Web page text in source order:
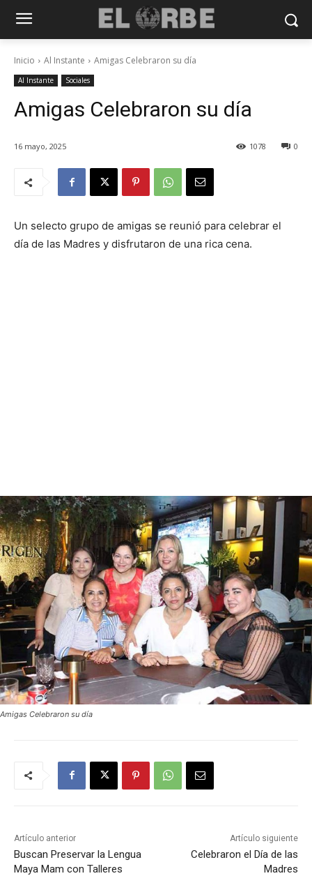
Inicio Al Instante Amigas Celebraron su día
Al Instante Sociales
Amigas Celebraron su día
16 mayo, 2025 0
1078
Un selecto grupo de amigas se reunió para celebrar el
día de las Madres y disfrutaron de una rica cena.
Amigas Celebraron su día
Artículo anterior
Buscan Preservar la Lengua
Maya Mam con Talleres
Artículo siguiente
Celebraron el Día de las
Madres